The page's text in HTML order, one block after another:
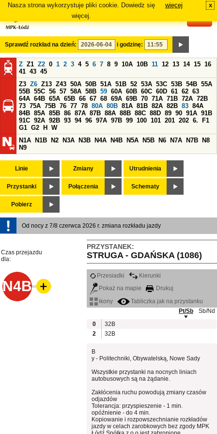
Nasza strona wykorzystuje pliki cookie. Dowiedz się
więcej.
więcej x
Sprawdź rozkład na dzień: i godzinę:
Z Z1 Z2 0 1 2 3 4 5 6 7 8 9 10A 10B 11 12 13 14 15 16
41 43 45
Z3 Z6 Z13 Z43 50A 50B 51A 51B 52 53A 53C 53B 54B 55A
55B 55C 56 57 58A 58B 59 60A 60B 60C 60D 61 62 63
64A 64B 65A 65B 66 67 68 69A 69B 70 71A 71B 72A 72B
73 75A 75B 76 77 78 80A 80B 81A 81B 82A 82B 83 84A
84B 85A 85B 86 87A 87B 88A 88B 88C 88D 89 90 91A 91B
91C 92A 92B 93 94 96 97A 97B 99 100 101 201 202 6.
F1
G1 G2 H
W
N1A
N1B N2 N3A N3B N4A N4B N5A N5B N6 N7A N7B
N8
N9
Linie Zmiany Utrudnienia
Przystanki Połączenia Schematy
Pobierz
Od nocy z 7/8 czerwca 2026 r. zmiana rozkładu jazdy
PRZYSTANEK:
STRUGA - GDAŃSKA (1086)
Czas przejazdu
dla:
N4B
Przesiadki
Kierunki
Pokaż na mapie
Drukuj
ikony
Tabliczka jak na przystanku
Pt/Sb
Sb/Nd
0
32B
2
32B
B
y - Politechniki, Obywatelską, Nowe Sady
Wszystkie przystanki na nocnych liniach
autobusowych są na żądanie.
Zakłócenia ruchu powodują zmiany czasów
odjazdów
Tolerancja: przyspieszenie - 1 min.
opóźnienie - do 4 min.
Kopiowanie i rozpowszechnianie rozkładów
jazdy w celach zarobkowych bez zgody MPK